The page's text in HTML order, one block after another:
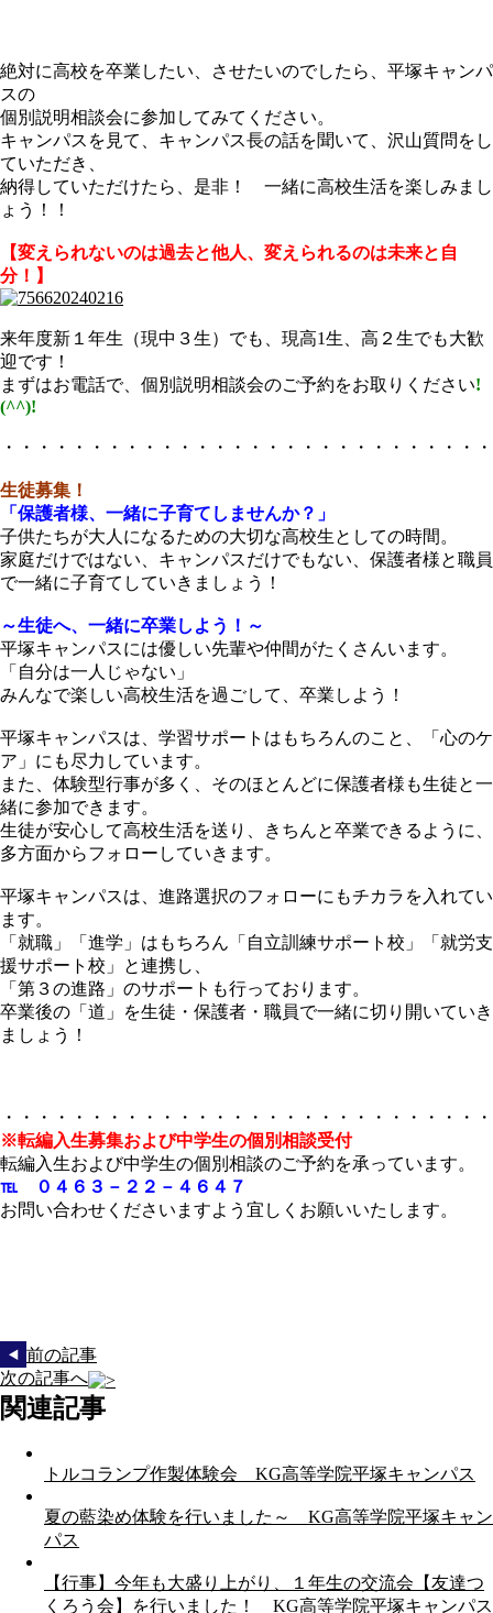
絶対に高校を卒業したい、させたいのでしたら、平塚キャンパ
スの
個別説明相談会に参加してみてください。
キャンパスを見て、キャンパス長の話を聞いて、沢山質問をし
ていただき、
納得していただけたら、是非！ 一緒に高校生活を楽しみまし
ょう！！
【変えられないのは過去と他人、変えられるのは未来と自
分！】
来年度新１年生（現中３生）でも、現高1生、高２生でも大歓
迎です！
まずはお電話で、個別説明相談会のご予約をお取りください!
(^^)!
・・・・・・・・・・・・・・・・・・・・・・・・・・・
生徒募集！
「保護者様、一緒に子育てしませんか？」
子供たちが大人になるための大切な高校生としての時間。
家庭だけではない、キャンパスだけでもない、保護者様と職員
で一緒に子育てしていきましょう！
～生徒へ、一緒に卒業しよう！～
平塚キャンパスには優しい先輩や仲間がたくさんいます。
「自分は一人じゃない」
みんなで楽しい高校生活を過ごして、卒業しよう！
平塚キャンパスは、学習サポートはもちろんのこと、「心のケ
ア」にも尽力しています。
また、体験型行事が多く、そのほとんどに保護者様も生徒と一
緒に参加できます。
生徒が安心して高校生活を送り、きちんと卒業できるように、
多方面からフォローしていきます。
平塚キャンパスは、進路選択のフォローにもチカラを入れてい
ます。
「就職」「進学」はもちろん「自立訓練サポート校」「就労支
援サポート校」と連携し、
「第３の進路」のサポートも行っております。
卒業後の「道」を生徒・保護者・職員で一緒に切り開いていき
ましょう！
・・・・・・・・・・・・・・・・・・・・・・・・・・・
※転編入生募集および中学生の個別相談受付
転編入生および中学生の個別相談のご予約を承っています。
℡ ０４６３－２２－４６４７
お問い合わせくださいますよう宜しくお願いいたします。
前の記事
次の記事へ
関連記事
トルコランプ作製体験会 KG高等学院平塚キャンパス
夏の藍染め体験を行いました～ KG高等学院平塚キャン
パス
【行事】今年も大盛り上がり、１年生の交流会【友達つ
くろう会】を行いました！ KG高等学院平塚キャンパス